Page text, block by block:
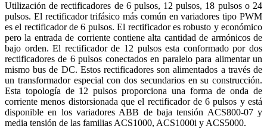
Utilización de rectificadores de 6 pulsos, 12 pulsos, 18 pulsos o 24
pulsos. El rectificador trifásico más común en variadores tipo PWM
es el rectificador de 6 pulsos. El rectificador es robusto y económico
pero la entrada de corriente contiene alta cantidad de armónicos de
bajo orden. El rectificador de 12 pulsos esta conformado por dos
rectificadores de 6 pulsos conectados en paralelo para alimentar un
mismo bus de DC. Estos rectificadores son alimentados a través de
un transformador especial con dos secundarios en su construcción.
Esta topología de 12 pulsos proporciona una forma de onda de
corriente menos distorsionada que el rectificador de 6 pulsos y está
disponible en los variadores ABB de baja tensión ACS800-07 y
media tensión de las familias ACS1000, ACS1000i y ACS5000.